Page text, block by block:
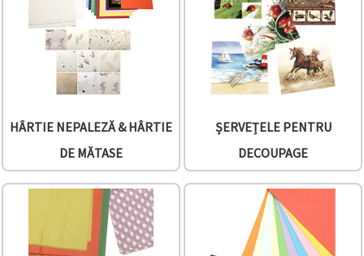
Setări
HÂRTIE NEPALEZĂ & HÂRTIE
DE MĂTASE
ȘERVEȚELE PENTRU
DECOUPAGE